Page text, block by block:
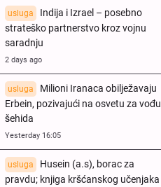
usluga
Indija i Izrael – posebno
strateško partnerstvo kroz vojnu
saradnju
2 days ago
usluga
Milioni Iranaca obilježavaju
Erbein, pozivajući na osvetu za vođu
šehida
Yesterday 16:05
usluga
Husein (a.s), borac za
pravdu; knjiga kršćanskog učenjaka